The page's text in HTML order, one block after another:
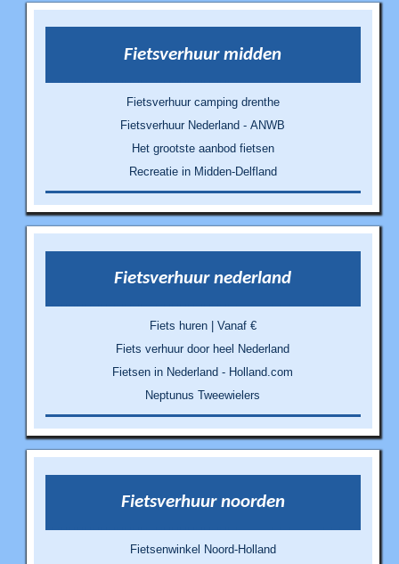
Fietsverhuur midden
Fietsverhuur camping drenthe
Fietsverhuur Nederland - ANWB
Het grootste aanbod fietsen
Recreatie in Midden-Delfland
Fietsverhuur nederland
Fiets huren | Vanaf €
Fiets verhuur door heel Nederland
Fietsen in Nederland - Holland.com
Neptunus Tweewielers
Fietsverhuur noorden
Fietsenwinkel Noord-Holland